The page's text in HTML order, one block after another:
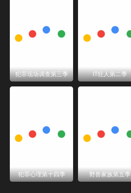
犯罪现场调查第三季 IT狂人第二季
犯罪心理第十四季 野兽家族第五季